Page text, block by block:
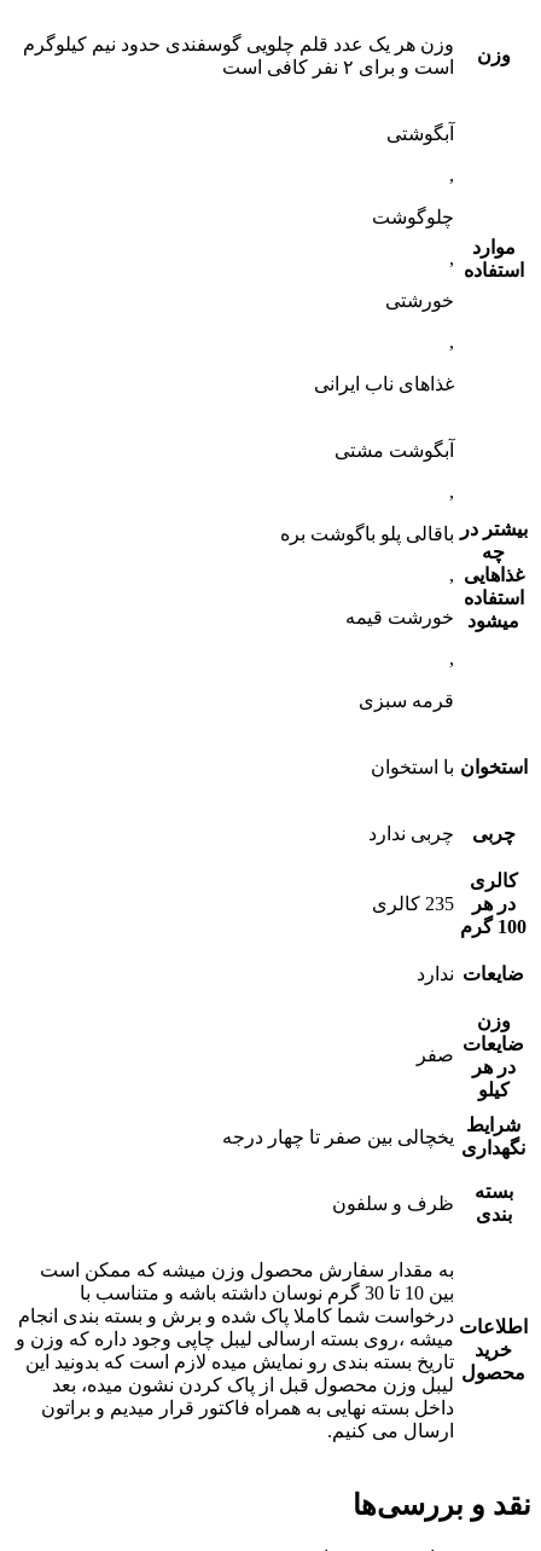
وزن
وزن هر یک عدد قلم چلویی گوسفندی حدود نیم کیلوگرم
است و برای ۲ نفر کافی است
موارد
استفاده
آبگوشتی
,
چلوگوشت
,
خورشتی
,
غذاهای ناب ایرانی
بیشتر در
چه
غذاهایی
استفاده
میشود
آبگوشت مشتی
,
باقالی پلو باگوشت بره
,
خورشت قیمه
,
قرمه سبزی
استخوان با استخوان
چربی چربی ندارد
کالری
در هر
100 گرم
235 کالری
ضایعات ندارد
وزن
ضایعات
در هر
کیلو
صفر
شرایط
نگهداری
یخچالی بین صفر تا چهار درجه
بسته
بندی
ظرف و سلفون
اطلاعات
خرید
محصول
به مقدار سفارش محصول وزن میشه که ممکن است
بین 10 تا 30 گرم نوسان داشته باشه و متناسب با
درخواست شما کاملا پاک شده و برش و بسته بندی انجام
میشه ،روی بسته ارسالی لیبل چاپی وجود داره که وزن و
تاریخ بسته بندی رو نمایش میده لازم است که بدونید این
لیبل وزن محصول قبل از پاک کردن نشون میده، بعد
داخل بسته نهایی به همراه فاکتور قرار میدیم و براتون
ارسال می کنیم.
نقد و بررسی‌ها